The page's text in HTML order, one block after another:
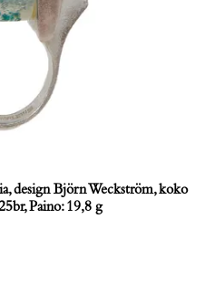
design Björn Weckström, koko
Paino: 19,8 g